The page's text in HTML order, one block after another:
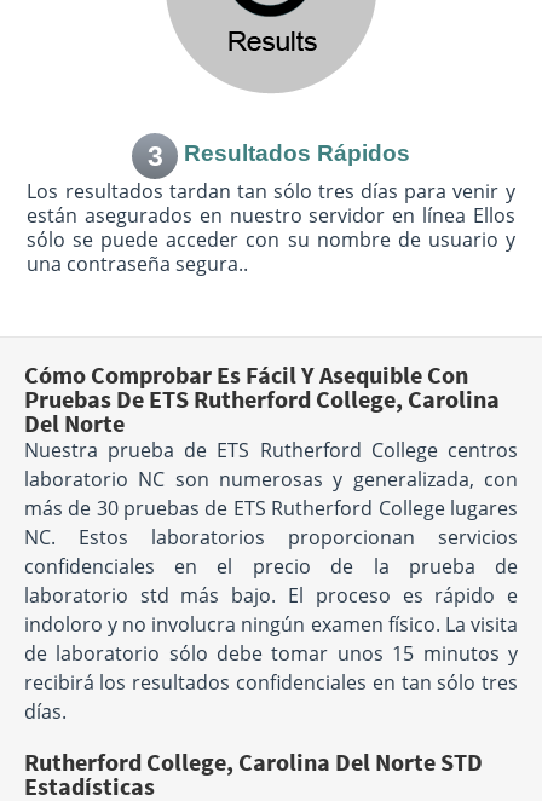
3 Resultados Rápidos
Los resultados tardan tan sólo tres días para venir y
están asegurados en nuestro servidor en línea Ellos
sólo se puede acceder con su nombre de usuario y
una contraseña segura..
Cómo Comprobar Es Fácil Y Asequible Con
Pruebas De ETS Rutherford College, Carolina
Del Norte
Nuestra prueba de ETS Rutherford College centros
laboratorio NC son numerosas y generalizada, con
más de 30 pruebas de ETS Rutherford College lugares
NC. Estos laboratorios proporcionan servicios
confidenciales en el precio de la prueba de
laboratorio std más bajo. El proceso es rápido e
indoloro y no involucra ningún examen físico. La visita
de laboratorio sólo debe tomar unos 15 minutos y
recibirá los resultados confidenciales en tan sólo tres
días.
Rutherford College, Carolina Del Norte STD
Estadísticas